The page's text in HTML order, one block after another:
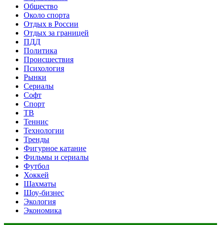
Общество
Около спорта
Отдых в России
Отдых за границей
ПДД
Политика
Происшествия
Психология
Рынки
Сериалы
Софт
Спорт
ТВ
Теннис
Технологии
Тренды
Фигурное катание
Фильмы и сериалы
Футбол
Хоккей
Шахматы
Шоу-бизнес
Экология
Экономика